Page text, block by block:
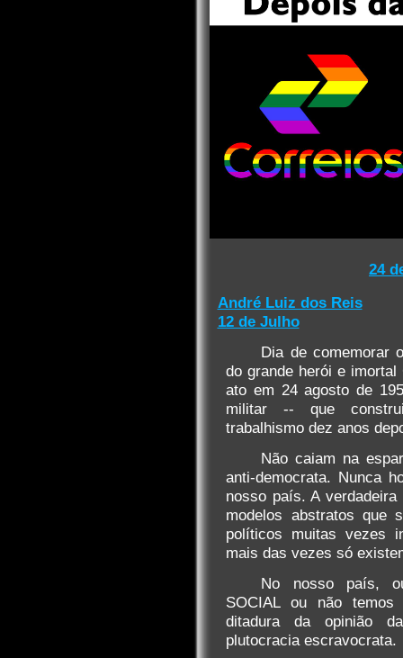
24
André Luiz dos Reis
12 de Julho
Dia de comemorar
do grande herói e
ato em 24 agosto de
militar -- que
trabalhismo dez anos
Não caiam na
anti-democrata. Nunca
nosso país. A
modelos abstratos que
políticos muitas vezes
mais das vezes só
No nosso país,
SOCIAL ou não
ditadura da opinião
plutocracia escravocrata.